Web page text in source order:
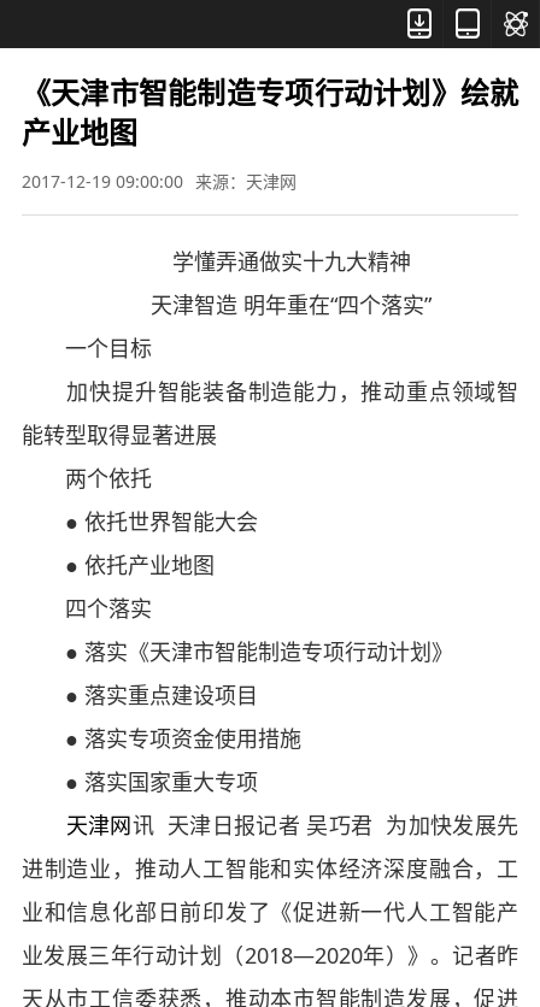



《天津市智能制造专项行动计划》绘就
产业地图
2017-12-19 09:00:00 来源：天津网
学懂弄通做实十九大精神
天津智造 明年重在“四个落实”
一个目标
加快提升智能装备制造能力，推动重点领域智
能转型取得显著进展
两个依托
● 依托世界智能大会
● 依托产业地图
四个落实
● 落实《天津市智能制造专项行动计划》
● 落实重点建设项目
● 落实专项资金使用措施
● 落实国家重大专项
天津网讯 天津日报记者 吴巧君 为加快发展先
进制造业，推动人工智能和实体经济深度融合，工
业和信息化部日前印发了《促进新一代人工智能产
业发展三年行动计划（2018—2020年）》。记者昨
天从市工信委获悉，推动本市智能制造发展，促进